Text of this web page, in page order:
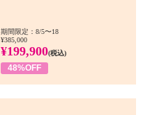
期間限定：8/5〜18
¥385,000
¥199,900(税込)
48%OFF